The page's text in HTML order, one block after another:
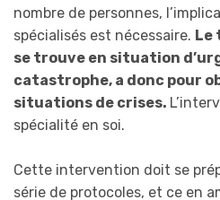
nombre de personnes,
spécialisés est nécessaire. Le
se trouve en situation
catastrophe, a donc pour
situations de crises.
spécialité en soi.
Cette intervention doit se
série de protocoles, et ce en